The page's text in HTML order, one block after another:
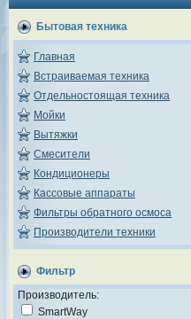
Бытовая техника
Главная
Встраиваемая техника
Отдельностоящая техника
Мойки
Вытяжки
Смесители
Кондиционеры
Кассовые аппараты
Фильтры обратного осмоса
Производители техники
Фильтр
Производитель:
SmartWay